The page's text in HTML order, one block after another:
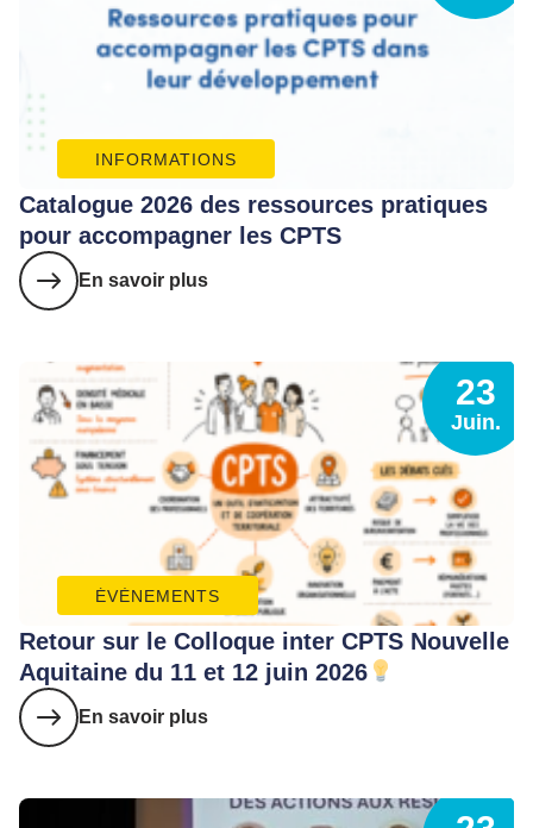
INFORMATIONS
Catalogue 2026 des ressources pratiques
pour accompagner les CPTS
En savoir plus
ÉVÈNEMENTS
Retour sur le Colloque inter CPTS Nouvelle
Aquitaine du 11 et 12 juin 2026
En savoir plus
23
Juin.